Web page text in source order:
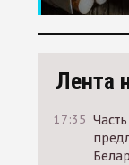
Лента
17:35